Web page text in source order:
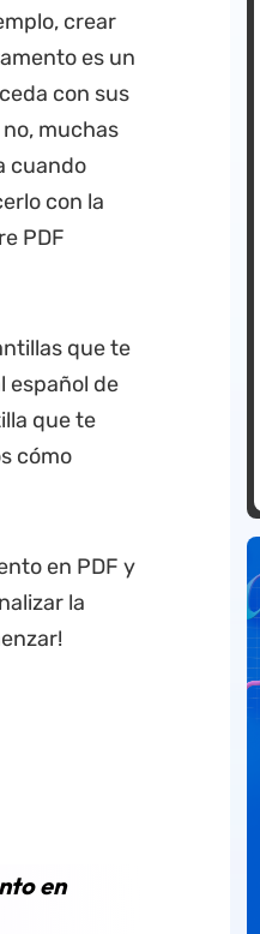
crear
es un
con sus
muchas
cuando
con la
PDF
que te
español de
que te
cómo
en PDF y
la
en